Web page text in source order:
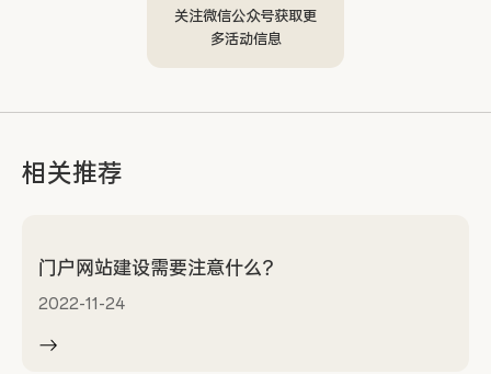
关注微信公众号获取更
多活动信息
相关推荐
门户网站建设需要注意什么？
2022-11-24